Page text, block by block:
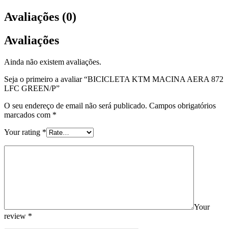
Avaliações (0)
Avaliações
Ainda não existem avaliações.
Seja o primeiro a avaliar “BICICLETA KTM MACINA AERA 872
LFC GREEN/P”
O seu endereço de email não será publicado. Campos obrigatórios
marcados com *
Your rating *
Your
review *